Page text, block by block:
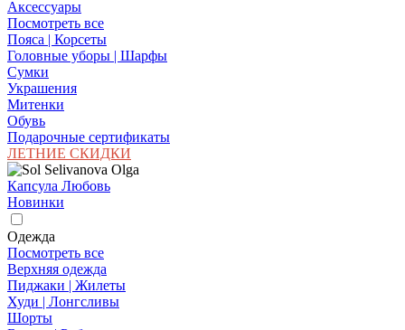
Аксессуары
Посмотреть все
Пояса | Корсеты
Головные уборы | Шарфы
Сумки
Украшения
Митенки
Обувь
Подарочные сертификаты
ЛЕТНИЕ СКИДКИ
Капсула Любовь
Новинки
Одежда
Посмотреть все
Верхняя одежда
Пиджаки | Жилеты
Худи | Лонгсливы
Шорты